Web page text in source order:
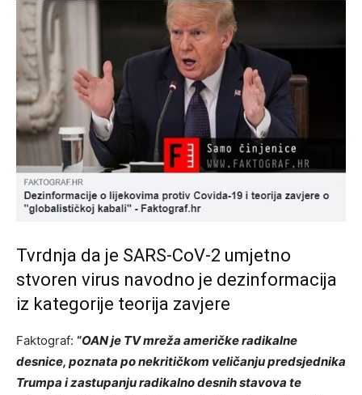
Tvrdnja da je SARS-CoV-2 umjetno
stvoren virus navodno je dezinformacija
iz kategorije teorija zavjere
Faktograf: “OAN je TV mreža američke radikalne
desnice, poznata po nekritičkom veličanju predsjednika
Trumpa i zastupanju radikalno desnih stavova te